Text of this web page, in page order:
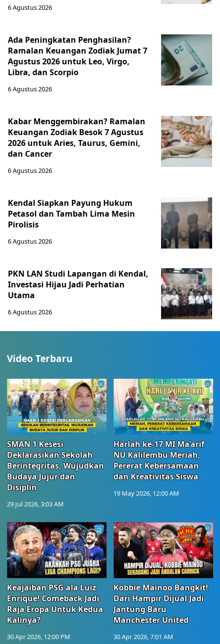
6 Agustus 2026
Ada Peningkatan Penghasilan?
Ramalan Keuangan Zodiak Jumat 7
Agustus 2026 untuk Leo, Virgo,
Libra, dan Scorpio
6 Agustus 2026
Kabar Menggembirakan? Ramalan
Keuangan Zodiak Besok 7 Agustus
2026 untuk Aries, Taurus, Gemini,
dan Cancer
6 Agustus 2026
Kendal Siapkan Payung Hukum
Petasol dan Tambah Lima Mesin
Pirolisis
6 Agustus 2026
PKN LAN Studi Lapangan di Kendal,
Investasi Hijau Jadi Perhatian
Utama
6 Agustus 2026
Video Terbaru
SMAN 1 Kesesi
Deklarasikan Sekolah
Berintegritas, Wujudkan
Budaya Jujur dan
Disiplin
29 Jul 2026, 3:03 AM
Harlah ke-17 MI Ma’arif
NU Kalilembu Meriah,
Pererat Kebersamaan
dan Kreativitas Siswa
19 May 2026, 12:00 AM
Keajaiban PSG ala Luiz
Enrique! Comeback Jadi
Raja Eropa Untuk Kedua
Kalinya?
30 Apr 2026, 12:00 PM
Kobbie Mainoo Bangkit!
Dari Hampir Dijual Jadi
Jantung Baru
Manchester United
30 Apr 2026, 7:01 AM